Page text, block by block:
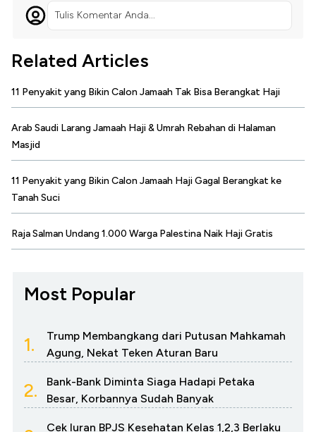
Tulis Komentar Anda...
Related Articles
11 Penyakit yang Bikin Calon Jamaah Tak Bisa Berangkat Haji
Arab Saudi Larang Jamaah Haji & Umrah Rebahan di Halaman
Masjid
11 Penyakit yang Bikin Calon Jamaah Haji Gagal Berangkat ke
Tanah Suci
Raja Salman Undang 1.000 Warga Palestina Naik Haji Gratis
Most Popular
1.
Trump Membangkang dari Putusan Mahkamah
Agung, Nekat Teken Aturan Baru
2.
Bank-Bank Diminta Siaga Hadapi Petaka
Besar, Korbannya Sudah Banyak
Cek Iuran BPJS Kesehatan Kelas 1,2,3 Berlaku